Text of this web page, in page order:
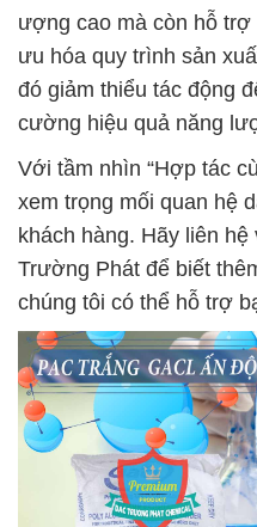
ượng cao mà còn hỗ trợ
ưu hóa quy trình sản
đó giảm thiểu tác động
cường hiệu quả năng
Với tầm nhìn “Hợp tác
xem trọng mối quan hệ
khách hàng. Hãy liên
Trường Phát để biết
chúng tôi có thể hỗ trợ